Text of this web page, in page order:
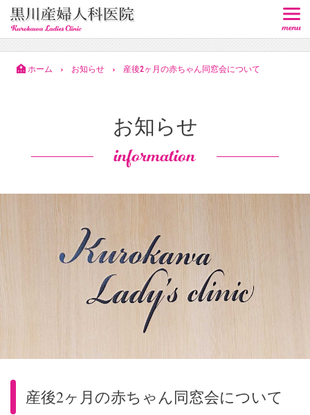
ホーム > お知らせ > 産後2ヶ月の赤ちゃん同窓会について
お知らせ
information
産後2ヶ月の赤ちゃん同窓会について